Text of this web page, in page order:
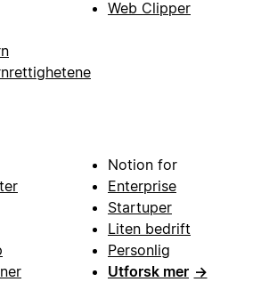
Web Clipper
Notion for
Enterprise
Startuper
Liten bedrift
Personlig
Utforsk mer →